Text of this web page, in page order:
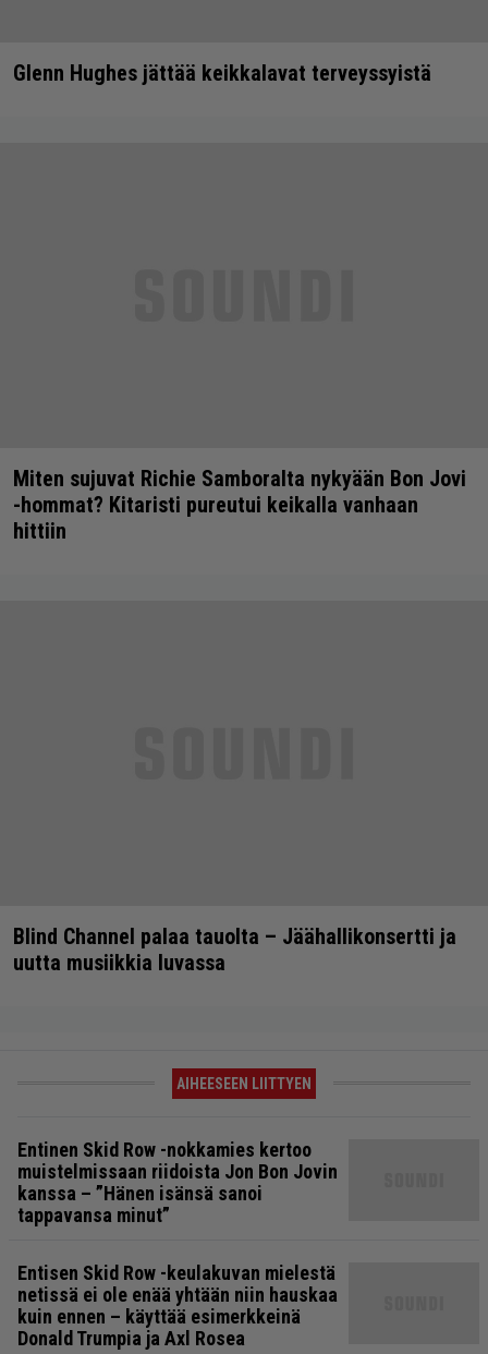
Glenn Hughes jättää keikkalavat terveyssyistä
Miten sujuvat Richie Samboralta nykyään Bon Jovi
-hommat? Kitaristi pureutui keikalla vanhaan
hittiin
Blind Channel palaa tauolta – Jäähallikonsertti ja
uutta musiikkia luvassa
AIHEESEEN LIITTYEN
Entinen Skid Row -nokkamies kertoo
muistelmissaan riidoista Jon Bon Jovin
kanssa – ”Hänen isänsä sanoi
tappavansa minut”
Entisen Skid Row -keulakuvan mielestä
netissä ei ole enää yhtään niin hauskaa
kuin ennen – käyttää esimerkkeinä
Donald Trumpia ja Axl Rosea